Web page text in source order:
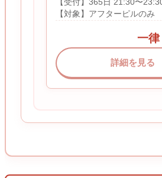
【受付】365日 21:30〜
【対象】アフターピルのみ
一律
詳細を見る